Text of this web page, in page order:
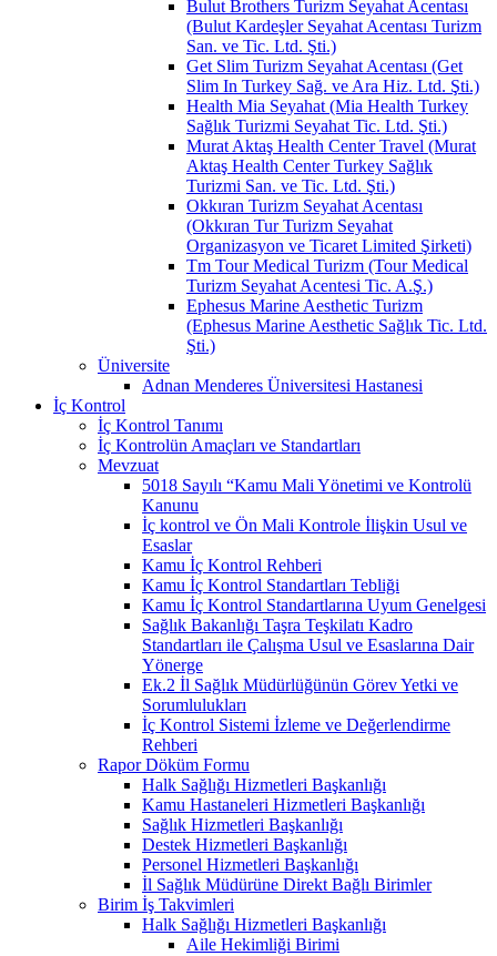
Bulut Brothers Turizm Seyahat Acentası
(Bulut Kardeşler Seyahat Acentası Turizm
San. ve Tic. Ltd. Şti.)
Get Slim Turizm Seyahat Acentası (Get
Slim In Turkey Sağ. ve Ara Hiz. Ltd. Şti.)
Health Mia Seyahat (Mia Health Turkey
Sağlık Turizmi Seyahat Tic. Ltd. Şti.)
Murat Aktaş Health Center Travel (Murat
Aktaş Health Center Turkey Sağlık
Turizmi San. ve Tic. Ltd. Şti.)
Okkıran Turizm Seyahat Acentası
(Okkıran Tur Turizm Seyahat
Organizasyon ve Ticaret Limited Şirketi)
Tm Tour Medical Turizm (Tour Medical
Turizm Seyahat Acentesi Tic. A.Ş.)
Ephesus Marine Aesthetic Turizm
(Ephesus Marine Aesthetic Sağlık Tic. Ltd.
Şti.)
Üniversite
Adnan Menderes Üniversitesi Hastanesi
İç Kontrol
İç Kontrol Tanımı
İç Kontrolün Amaçları ve Standartları
Mevzuat
5018 Sayılı “Kamu Mali Yönetimi ve Kontrolü
Kanunu
İç kontrol ve Ön Mali Kontrole İlişkin Usul ve
Esaslar
Kamu İç Kontrol Rehberi
Kamu İç Kontrol Standartları Tebliği
Kamu İç Kontrol Standartlarına Uyum Genelgesi
Sağlık Bakanlığı Taşra Teşkilatı Kadro
Standartları ile Çalışma Usul ve Esaslarına Dair
Yönerge
Ek.2 İl Sağlık Müdürlüğünün Görev Yetki ve
Sorumlulukları
İç Kontrol Sistemi İzleme ve Değerlendirme
Rehberi
Rapor Döküm Formu
Halk Sağlığı Hizmetleri Başkanlığı
Kamu Hastaneleri Hizmetleri Başkanlığı
Sağlık Hizmetleri Başkanlığı
Destek Hizmetleri Başkanlığı
Personel Hizmetleri Başkanlığı
İl Sağlık Müdürüne Direkt Bağlı Birimler
Birim İş Takvimleri
Halk Sağlığı Hizmetleri Başkanlığı
Aile Hekimliği Birimi